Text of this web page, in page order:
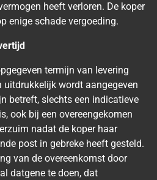
heeft verloren. De koper
enige schade vergoeding.
termijn van levering
uitdrukkelijk wordt aangegeven
betreft, slechts een indicatieve
ook bij een overeengekomen
nadat de koper haar
post in gebreke heeft gesteld.
van de overeenkomst door
datgene te doen, dat